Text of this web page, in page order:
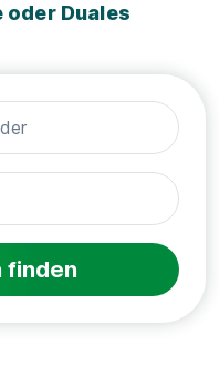
Duales
finden